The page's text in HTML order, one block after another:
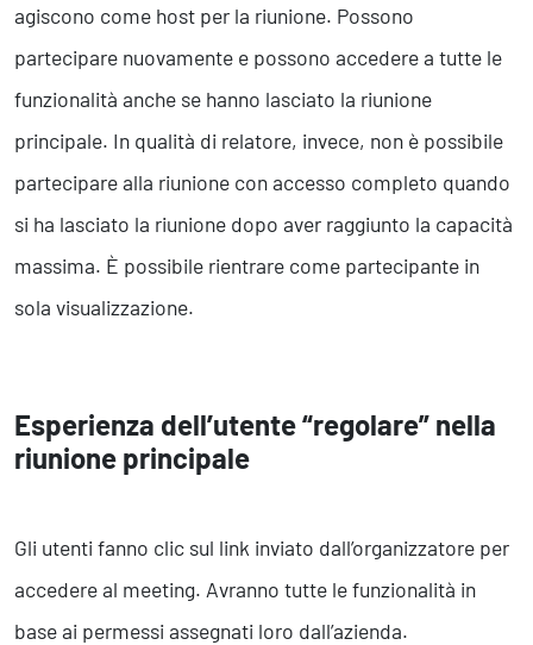
agiscono come host per la riunione. Possono
partecipare nuovamente e possono accedere a tutte le
funzionalità anche se hanno lasciato la riunione
principale. In qualità di relatore, invece, non è possibile
partecipare alla riunione con accesso completo quando
si ha lasciato la riunione dopo aver raggiunto la capacità
massima. È possibile rientrare come partecipante in
sola visualizzazione.
Esperienza dell’utente “regolare” nella
riunione principale
Gli utenti fanno clic sul link inviato dall’organizzatore per
accedere al meeting. Avranno tutte le funzionalità in
base ai permessi assegnati loro dall’azienda.